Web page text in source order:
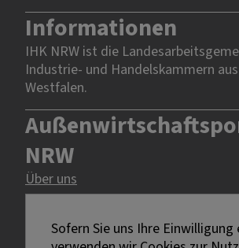
Informationen
IHK NRW ist die
Industrie- und Handelskammern
Westfalen.
NRW
Über uns
Rechtliches
Sofern Sie uns Ihre Einwilligung